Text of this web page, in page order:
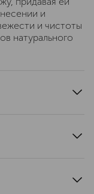
и
и чистоты
натурального